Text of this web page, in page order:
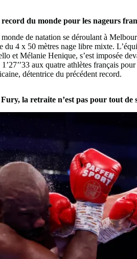
du monde pour les nageurs
de natation se déroulant à
du 4 x 50 mètres nage libre mixte.
et Mélanie Henique, s’est imposée
aux quatre athlètes français
détentrice du précédent record.
la retraite n’est pas pour tout de